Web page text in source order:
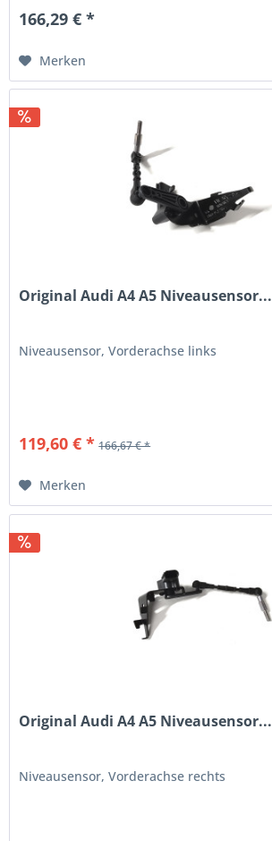
166,29 € *
Merken
Original Audi A4 A5 Niveausensor...
Niveausensor, Vorderachse links
119,60 € * 166,67 € *
Merken
Original Audi A4 A5 Niveausensor...
Niveausensor, Vorderachse rechts